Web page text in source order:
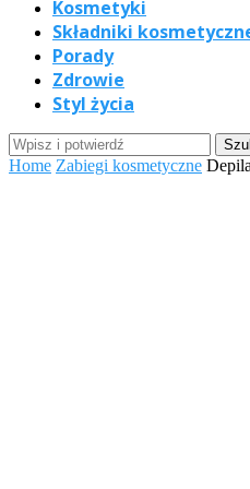
Kosmetyki
Składniki
Porady
Zdrowie
Styl życia
Home Zabiegi kosmetyczne